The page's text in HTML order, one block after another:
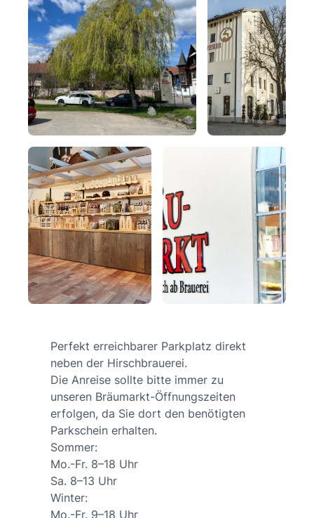
Perfekt erreichbarer Parkplatz direkt
neben der Hirschbrauerei.
Die Anreise sollte bitte immer zu
unseren Bräumarkt-Öffnungszeiten
erfolgen, da Sie dort den benötigten
Parkschein erhalten.
Sommer:
Mo.-Fr. 8–18 Uhr
Sa. 8–13 Uhr
Winter:
Mo.-Fr. 9–18 Uhr